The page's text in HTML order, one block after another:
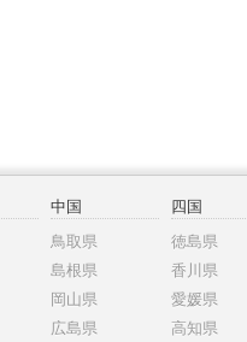
中国
鳥取県
島根県
岡山県
広島県
四国
徳島県
香川県
愛媛県
高知県